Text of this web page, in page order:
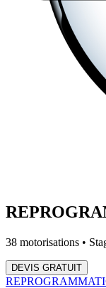
38 motorisations •
DEVIS GRATUIT